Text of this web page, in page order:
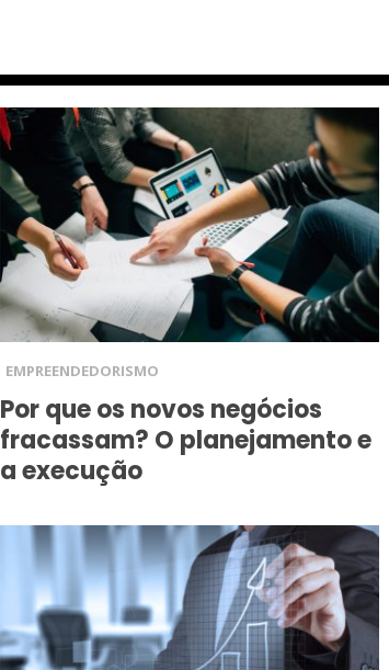
EMPREENDEDORISMO
Por que os novos negócios
fracassam? O planejamento e
a execução